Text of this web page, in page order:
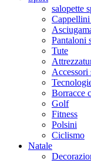
salopette
Pantaloni
Tute
Accessori
Borracce
Golf
Fitness
Polsini
Ciclismo
Natale